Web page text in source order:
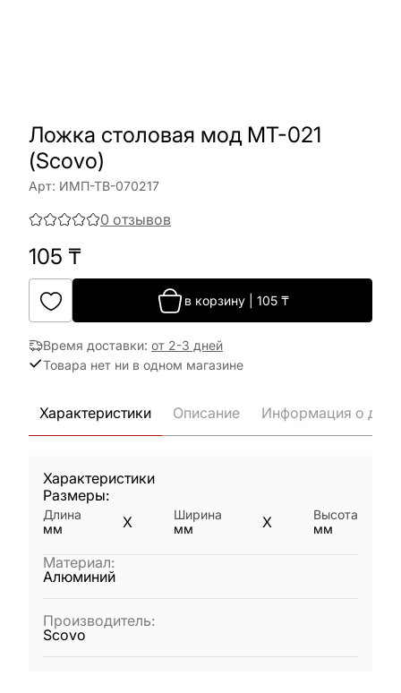
Ложка столовая мод МТ-021
(Scovo)
Арт: ИМП-ТВ-070217
0 отзывов
105 ₸
в корзину 105 ₸
Время доставки: от 2-3 дней
Товара нет ни в одном магазине
Характеристики Описание Информация о
Характеристики
Размеры:
Длина
мм
X
Ширина
мм
X
Высота
мм
Материал:
Алюминий
Производитель:
Scovo